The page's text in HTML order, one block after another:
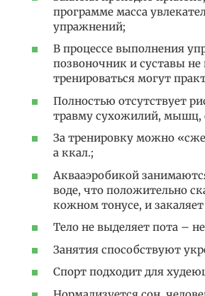
программе масса
упражнений;
В процессе выполнения
позвоночник и суставы
тренироваться могут
Полностью отсутствует
травму сухожилий, мышц,
За тренировку можно
а ккал.;
Аквааэробикой
воде, что положительно
кожном тонусе, и
Тело не выделяет пота – не
Занятия способствуют
Спорт подходит для